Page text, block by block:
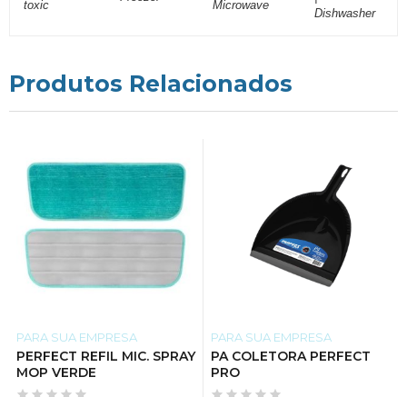
Produtos Relacionados
PARA SUA EMPRESA
PERFECT REFIL MIC. SPRAY
MOP VERDE
PARA SUA EMPRESA
PA COLETORA PERFECT
PRO